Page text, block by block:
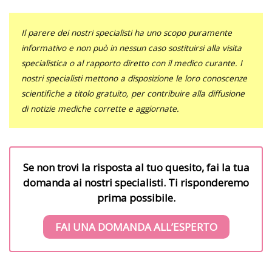
Il parere dei nostri specialisti ha uno scopo puramente
informativo e non può in nessun caso sostituirsi alla visita
specialistica o al rapporto diretto con il medico curante. I
nostri specialisti mettono a disposizione le loro conoscenze
scientifiche a titolo gratuito, per contribuire alla diffusione
di notizie mediche corrette e aggiornate.
Se non trovi la risposta al tuo quesito, fai la tua
domanda ai nostri specialisti. Ti risponderemo
prima possibile.
FAI UNA DOMANDA ALL’ESPERTO